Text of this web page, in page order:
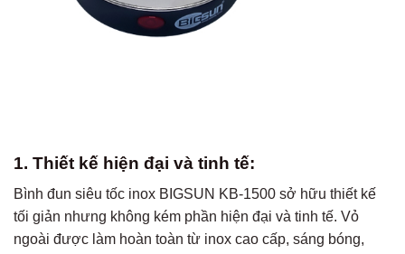
1. Thiết kế hiện đại và tinh tế:
Bình đun siêu tốc inox BIGSUN KB-1500 sở hữu thiết kế
tối giản nhưng không kém phần hiện đại và tinh tế. Vỏ
ngoài được làm hoàn toàn từ inox cao cấp, sáng bóng,